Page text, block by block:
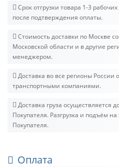
Срок отгрузки товара 1-3
после подтверждения оплаты.
Стоимость доставки по Москве
Московской области и в другие
менеджером.
Доставка во все регионы России
транспортными компаниями.
Доставка груза осуществляется
Покупателя. Разгрузка и подъём
Покупателя.
Оплата